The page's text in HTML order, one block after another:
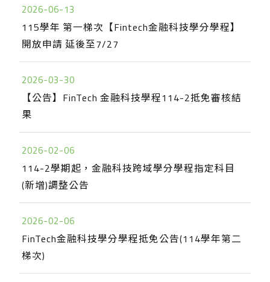
2026-06-13
115學年 第一梯次【Fintech金融科技學分學程】
開放申請 延後至7/27
2026-03-30
【公告】FinTech 金融科技學程114-2抵免審核結
果
2026-02-06
114-2學期起，金融科技跨域學分學程指定科目
(新增)調整公告
2026-02-06
FinTech金融科技學分學程抵免公告(114學年第二
梯次)